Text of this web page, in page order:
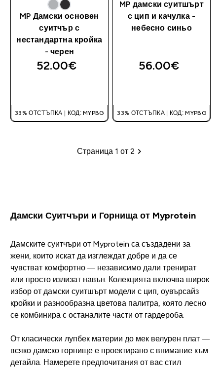
MP Дамски основен
суитчър с
нестандартна кройка
- черен
52.00€‎
33% ОТСТЪПКА | КОД: MYPBG
MP дамски суитшърт
с цип и качулка -
небесно синьо
56.00€‎
33% ОТСТЪПКА | КОД: MYPBG
Пагинация
Страница 1 от 2
Дамски Суитчъри и Горнища от Myprotein
Дамските суитчъри от Myprotein са създадени за
жени, които искат да изглеждат добре и да се
чувстват комфортно — независимо дали тренират
или просто излизат навън. Колекцията включва широк
избор от дамски суитшърт модели с цип, оувърсайз
кройки и разнообразна цветова палитра, която лесно
се комбинира с останалите части от гардероба.
От класически лупбек материи до мек велурен плат —
всяко дамско горнище е проектирано с внимание към
детайла. Намерете предпочитания от вас стил